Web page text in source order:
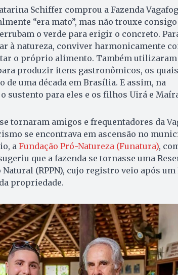
Schiffer comprou a Fazenda
“era mato”, mas não trouxe
o verde para erigir o concreto.
à natureza, conviver harmonicamente
o próprio alimento. Também utilizaram
produzir itens gastronômicos, os
de uma década em Brasília. E assim, na
sustento para eles e os filhos Uirá e
tornaram amigos e frequentadores da
se encontrava em ascensão no
a Fundação Pró-Natureza (Funatura),
que a fazenda se tornasse uma
(RPPN), cujo registro veio após um
propriedade.